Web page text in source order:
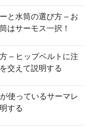
と水筒の選び方 – お
はサーモス一択！
– ヒップベルトに注
交えて説明する
使っているサーマレ
する